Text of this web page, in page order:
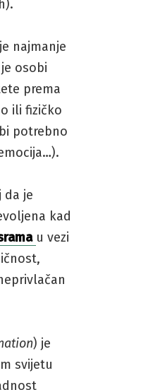
najmanje
osobi
prema
ili fizičko
potrebno
da je
kad
u vezi
) je
svijetu